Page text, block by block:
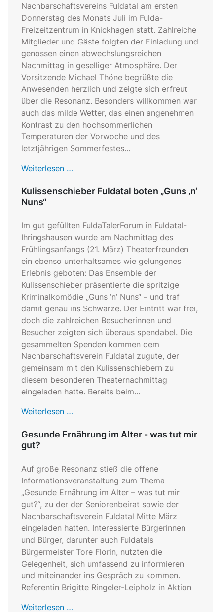
Nachbarschaftsvereins Fuldatal am ersten
Donnerstag des Monats Juli im Fulda-
Freizeitzentrum in Knickhagen statt. Zahlreiche
Mitglieder und Gäste folgten der Einladung und
genossen einen abwechslungsreichen
Nachmittag in geselliger Atmosphäre. Der
Vorsitzende Michael Thöne begrüßte die
Anwesenden herzlich und zeigte sich erfreut
über die Resonanz. Besonders willkommen war
auch das milde Wetter, das einen angenehmen
Kontrast zu den hochsommerlichen
Temperaturen der Vorwoche und des
letztjährigen Sommerfestes...
Weiterlesen …
Kulissenschieber Fuldatal boten „Guns ‚n‘
Nuns“
Im gut gefüllten FuldaTalerForum in Fuldatal-
Ihringshausen wurde am Nachmittag des
Frühlingsanfangs (21. März) Theaterfreunden
ein ebenso unterhaltsames wie gelungenes
Erlebnis geboten: Das Ensemble der
Kulissenschieber präsentierte die spritzige
Kriminalkomödie „Guns ’n’ Nuns“ – und traf
damit genau ins Schwarze. Der Eintritt war frei,
doch die zahlreichen Besucherinnen und
Besucher zeigten sich überaus spendabel. Die
gesammelten Spenden kommen dem
Nachbarschaftsverein Fuldatal zugute, der
gemeinsam mit den Kulissenschiebern zu
diesem besonderen Theaternachmittag
eingeladen hatte. Bereits beim...
Weiterlesen …
Gesunde Ernährung im Alter - was tut mir
gut?
Auf große Resonanz stieß die offene
Informationsveranstaltung zum Thema
„Gesunde Ernährung im Alter – was tut mir
gut?“, zu der der Seniorenbeirat sowie der
Nachbarschaftsverein Fuldatal Mitte März
eingeladen hatten. Interessierte Bürgerinnen
und Bürger, darunter auch Fuldatals
Bürgermeister Tore Florin, nutzten die
Gelegenheit, sich umfassend zu informieren
und miteinander ins Gespräch zu kommen.
Referentin Brigitte Ringeler-Leipholz in Aktion
Weiterlesen …